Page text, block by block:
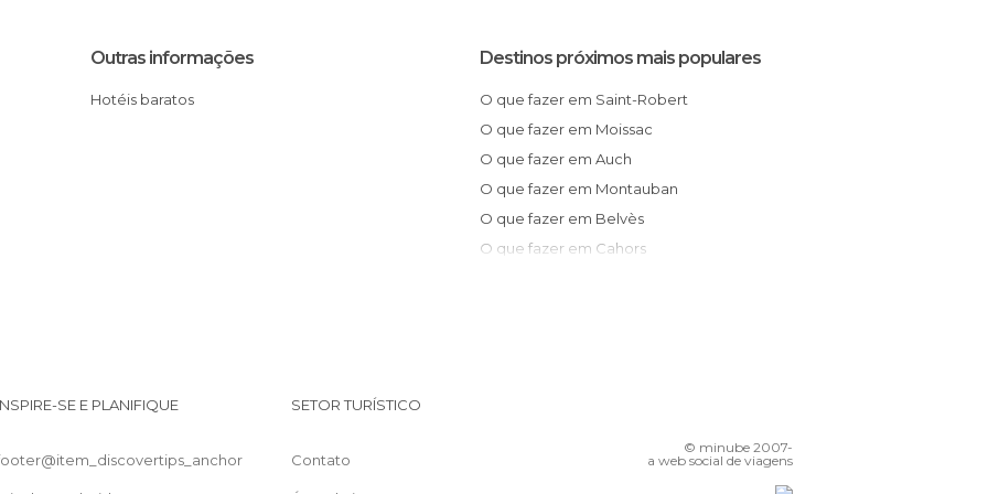
Outras informações
Hotéis baratos
Destinos próximos mais populares
O que fazer em Saint-Robert
O que fazer em Moissac
O que fazer em Auch
O que fazer em Montauban
O que fazer em Belvès
O que fazer em Cahors
O que fazer em Toulouse
SE E PLANIFIQUE SETOR TURÍSTICO
Contato
© minube 2007-
a web social de viagens